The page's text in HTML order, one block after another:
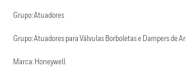
Grupo: Atuadores
Grupo: Atuadores para Válvulas Borboletas e Dampers de Ar
Marca: Honeywell